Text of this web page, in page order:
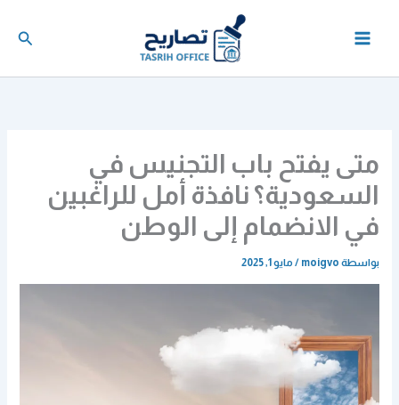
متى يفتح باب التجنيس في
السعودية؟ نافذة أمل للراغبين
في الانضمام إلى الوطن
بواسطة moigvo
/ مايو 1, 2025